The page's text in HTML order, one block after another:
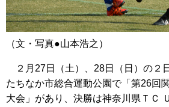
（文・写真●山本浩之）
２月27日（土）、28日（日）の２
たちなか市総合運動公園で「第26回
大会」があり、決勝は神奈川県ＴＣ